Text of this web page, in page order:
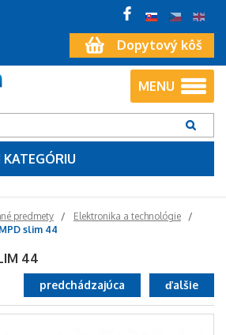
Dopytový kôš
MENU
KATEGÓRIU
predmety
Elektronika a technológie
slim 44
44
ďalšie
predchádzajúca